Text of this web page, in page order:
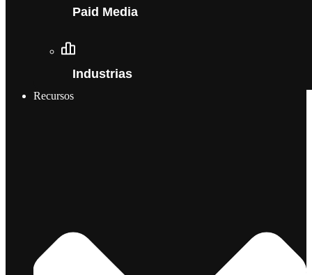
Paid Media
Industrias
Recursos